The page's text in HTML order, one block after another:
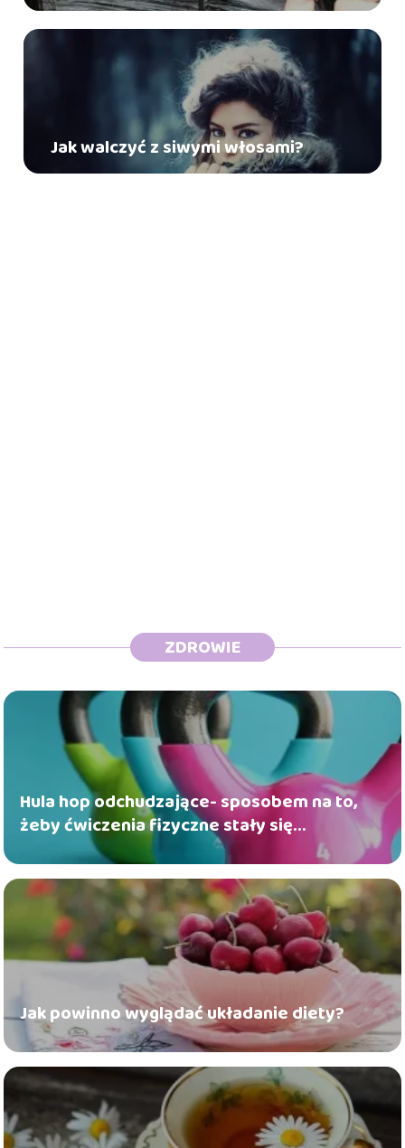
Jak walczyć z siwymi włosami?
ZDROWIE
Hula hop odchudzające- sposobem na to,
żeby ćwiczenia fizyczne stały się
powinnością, która będzie na się kojarzyć
wyłącznie pozytywnie
Jak powinno wyglądać układanie diety?